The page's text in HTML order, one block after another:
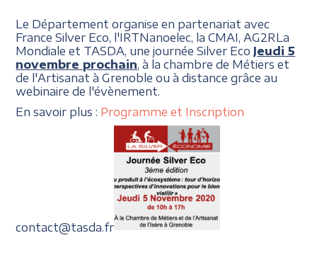
Le Département organise en partenariat avec
France Silver Eco, l'IRTNanoelec, la CMAI, AG2RLa
Mondiale et TASDA, une journée Silver Eco Jeudi 5
novembre prochain , à la chambre de Métiers et
de l'Artisanat à Grenoble ou à distance grâce au
webinaire de l'évènement.
En savoir plus : Programme et Inscription
contact@tasda.fr